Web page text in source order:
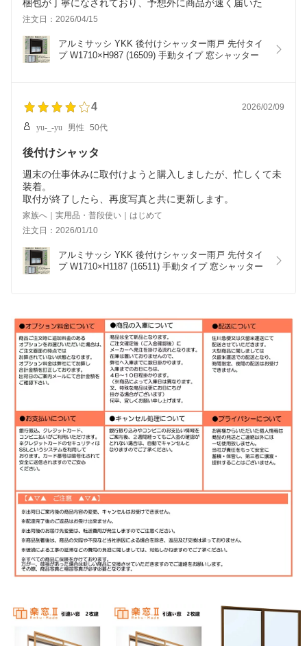
梱包が丁寧になされており、予想外に商品が速く届いた
注文日：2026/04/15
アルミサッシ YKK 後付けシャッター雨戸 先付タイ
プ W1710×H987 (16509) 手動タイプ 窓シャッター
4 2026/02/09
yu-_-yu 男性 50代
後付けシャッタ
週末の仕事休みに取付けようと購入しましたが、忙しくて未
装着。
取付が終了したら、再度写真と共に更新します。
家族へ｜実用品・普段使い｜はじめて
注文日：2026/01/10
アルミサッシ YKK 後付けシャッター雨戸 先付タイ
プ W1710×H1187 (16511) 手動タイプ 窓シャッター